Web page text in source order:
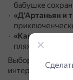
бабушке
«Д’Артаньян и
«Каникулы
пляже и
Выбор фильма
интересов семьи.